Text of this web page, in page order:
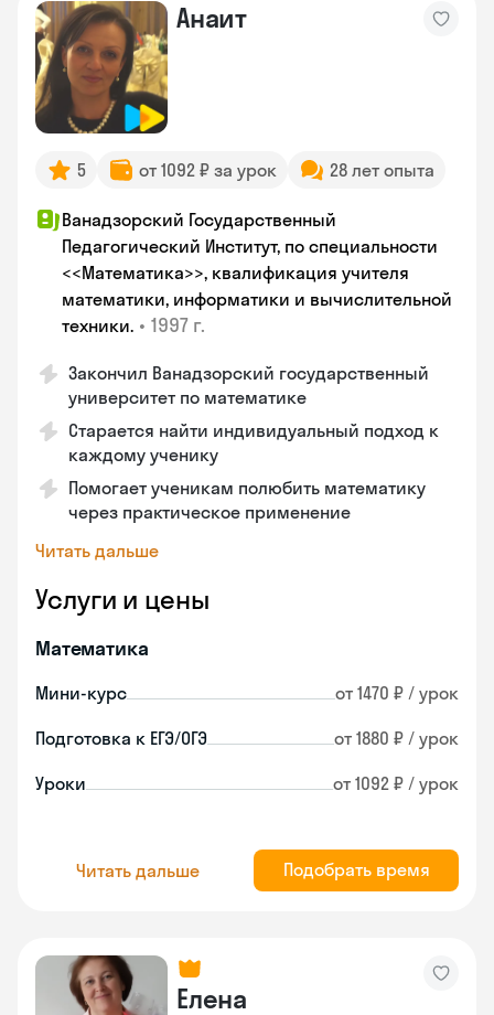
Анаит
5 от 1092 ₽ за урок 28 лет опыта
Ванадзорский Государственный
Педагогический Институт, по специальности
<<Математика>>, квалификация учителя
математики, информатики и вычислительной
техники. • 1997 г.
Закончил Ванадзорский государственный
университет по математике
Старается найти индивидуальный подход к
каждому ученику
Помогает ученикам полюбить математику
через практическое применение
Читать дальше
Услуги и цены
Математика
Мини-курс от 1470 ₽ / урок
Подготовка к ЕГЭ/ОГЭ от 1880 ₽ / урок
Уроки от 1092 ₽ / урок
Читать дальше Подобрать время
Елена